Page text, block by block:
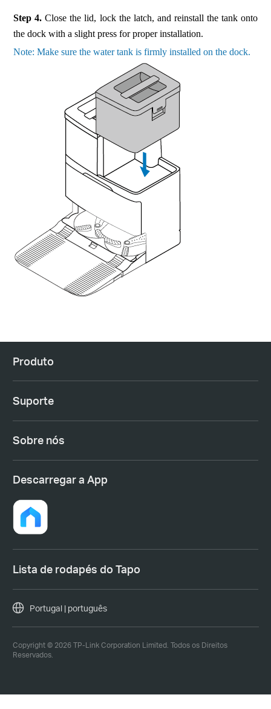
Step 4. Close the lid, lock the latch, and reinstall the tank onto
the dock with a slight press for proper installation.
Note: Make sure the water tank is firmly installed on the dock.
Produto
Suporte
Sobre nós
Descarregar a App
Lista de rodapés do Tapo
Copyright © 2026 TP-Link Corporation Limited. Todos os Direitos
Reservados.
Portugal | português